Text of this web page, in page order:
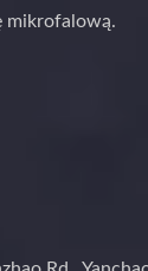
mikrofalową.